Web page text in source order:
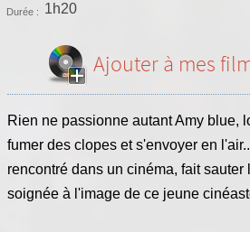
Durée : 1h20
Ajouter à mes
Rien ne passionne autant Amy blue,
fumer des clopes et s'envoyer en
rencontré dans un cinéma, fait
soignée à l'image de ce jeune